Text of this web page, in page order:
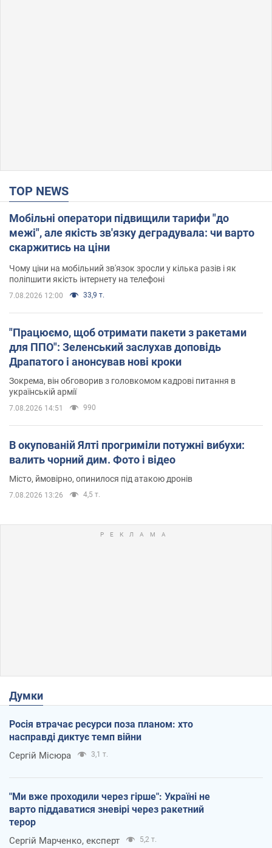
TOP NEWS
Мобільні оператори підвищили тарифи "до
межі", але якість зв'язку деградувала: чи варто
скаржитись на ціни
Чому ціни на мобільний зв'язок зросли у кілька разів і як
поліпшити якість інтернету на телефоні
7.08.2026 12:00 33,9 т.
"Працюємо, щоб отримати пакети з ракетами
для ППО": Зеленський заслухав доповідь
Драпатого і анонсував нові кроки
Зокрема, він обговорив з головкомом кадрові питання в
українській армії
7.08.2026 14:51 990
В окупованій Ялті прогриміли потужні вибухи:
валить чорний дим. Фото і відео
Місто, ймовірно, опинилося під атакою дронів
7.08.2026 13:26 4,5 т.
Думки
Росія втрачає ресурси поза планом: хто
насправді диктує темп війни
Сергій Місюра 3,1 т.
"Ми вже проходили через гірше": Україні не
варто піддаватися зневірі через ракетний
терор
Сергій Марченко, експерт 5,2 т.